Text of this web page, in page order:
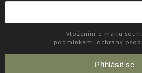
podmínkami ochrany
Přihlásit se